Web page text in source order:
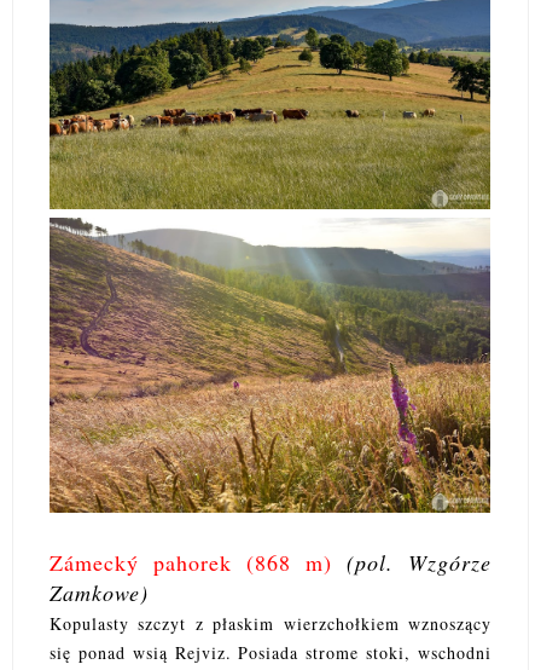
Zámecký pahorek (868 m) (pol. Wzgórze
Zamkowe)
Kopulasty szczyt z płaskim wierzchołkiem wznoszący
się ponad wsią Rejviz. Posiada strome stoki, wschodni